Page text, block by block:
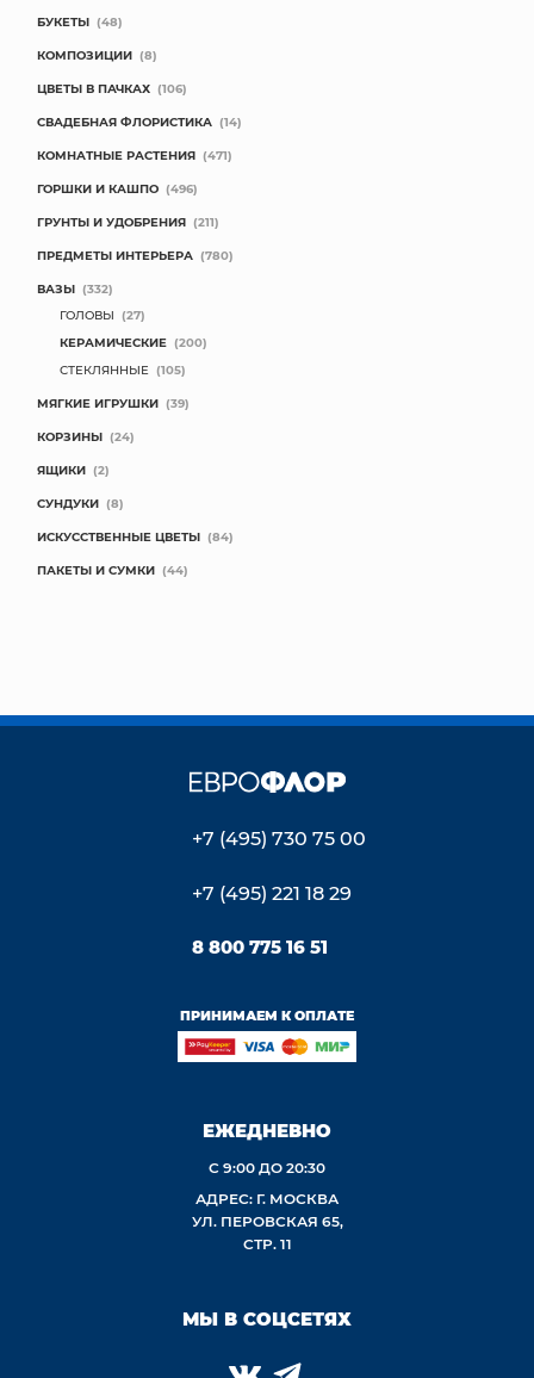
БУКЕТЫ (48)
КОМПОЗИЦИИ (8)
ЦВЕТЫ В ПАЧКАХ (106)
СВАДЕБНАЯ ФЛОРИСТИКА (14)
КОМНАТНЫЕ РАСТЕНИЯ (471)
ГОРШКИ И КАШПО (496)
ГРУНТЫ И УДОБРЕНИЯ (211)
ПРЕДМЕТЫ ИНТЕРЬЕРА (780)
ВАЗЫ (332)
ГОЛОВЫ (27)
КЕРАМИЧЕСКИЕ (200)
СТЕКЛЯННЫЕ (105)
МЯГКИЕ ИГРУШКИ (39)
КОРЗИНЫ (24)
ЯЩИКИ (2)
СУНДУКИ (8)
ИСКУССТВЕННЫЕ ЦВЕТЫ (84)
ПАКЕТЫ И СУМКИ (44)
+7 (495) 730 75 00
+7 (495) 221 18 29
8 800 775 16 51
ПРИНИМАЕМ К ОПЛАТЕ
ЕЖЕДНЕВНО
С 9:00 ДО 20:30
АДРЕС: Г. МОСКВА
УЛ. ПЕРОВСКАЯ 65,
СТР. 11
МЫ В СОЦСЕТЯХ